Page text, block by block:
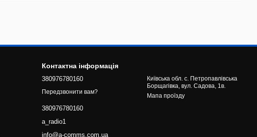
Контактна інформація
380976780160
Передзвонити вам?
380976780160
a_radio1
info@a-comms.com.ua
Київська обл. с. Петропавлівська
Борщагівка, вул. Садова, 1в.
Мапа проїзду